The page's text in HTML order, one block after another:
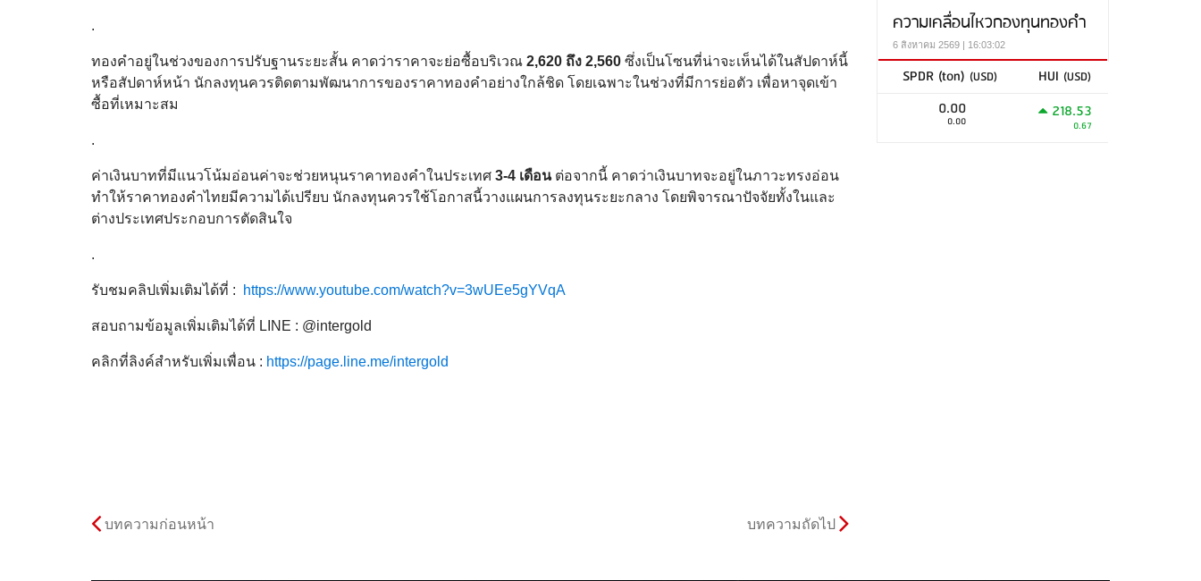
.
ทองคำอยู่ในช่วงของการปรับฐานระยะสั้น คาดว่าราคาจะย่อซื้อบริเวณ 2,620 ถึง 2,560 ซึ่งเป็นโซนที่น่าจะเห็นได้ในสัปดาห์นี้
หรือสัปดาห์หน้า นักลงทุนควรติดตามพัฒนาการของราคาทองคำอย่างใกล้ชิด โดยเฉพาะในช่วงที่มีการย่อตัว เพื่อหาจุดเข้า
ซื้อที่เหมาะสม
.
ค่าเงินบาทที่มีแนวโน้มอ่อนค่าจะช่วยหนุนราคาทองคำในประเทศ 3-4 เดือนต่อจากนี้ คาดว่าเงินบาทจะอยู่ในภาวะทรงอ่อน
ทำให้ราคาทองคำไทยมีความได้เปรียบ นักลงทุนควรใช้โอกาสนี้วางแผนการลงทุนระยะกลาง โดยพิจารณาปัจจัยทั้งในและ
ต่างประเทศประกอบการตัดสินใจ
.
รับชมคลิปเพิ่มเติมได้ที่ : https://www.youtube.com/watch?v=3wUEe5gYVqA
สอบถามข้อมูลเพิ่มเติมได้ที่ LINE : @intergold
คลิกที่ลิงค์สำหรับเพิ่มเพื่อน : https://page.line.me/intergold
บทความก่อนหน้า บทความถัดไป
ความเคลื่อนไหวกองทุนทองคำ
6 สิงหาคม 2569 | 16:03:02
SPDR (ton) (USD) HUI (USD)
0.00
0.00 218.53
0.67